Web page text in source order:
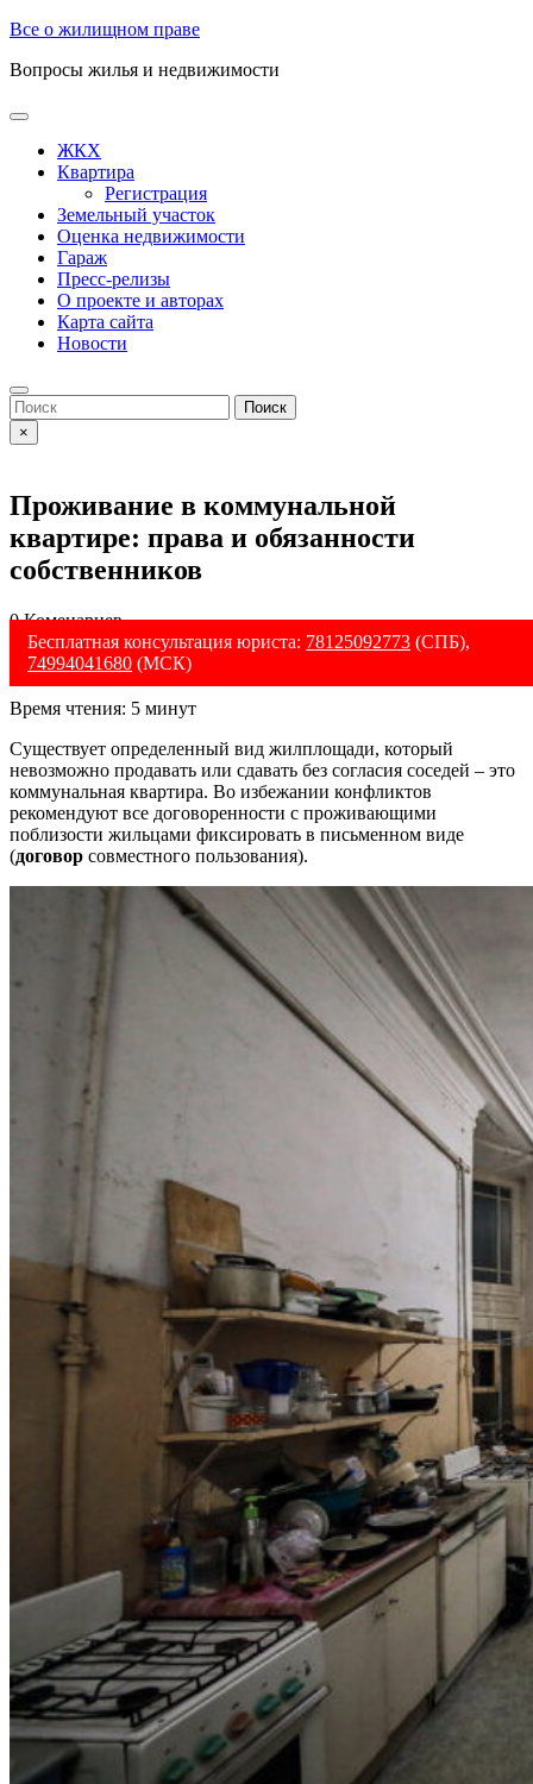
Skip
content
Все о жилищном праве
Вопросы жилья и недвижимости
Open
ButtonЖКХ
Квартира
Регистрация
Земельный участок
Оценка недвижимости
Гараж
Пресс-релизы
О проекте и авторах
Карта сайта
Новости
Close
Button
Search
for:
×
Проживание в коммунальной
квартире: права и обязанности
собственников
0 Коменариев
Бесплатная консультация юриста: 78125092773 (СПБ),
74994041680 (МСК)
Время чтения: 5 минут
Существует определенный вид жилплощади, который
невозможно продавать или сдавать без согласия соседей – это
коммунальная квартира. Во избежании конфликтов
рекомендуют все договоренности с проживающими
поблизости жильцами фиксировать в письменном виде
(договор совместного пользования).